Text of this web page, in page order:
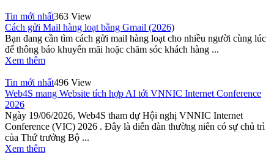
Tin mới nhất363 View
Cách gửi Mail hàng loạt bằng Gmail (2026)
Bạn đang cần tìm cách gửi mail hàng loạt cho nhiều người cùng lúc
để thông báo khuyến mãi hoặc chăm sóc khách hàng ...
Xem thêm
Tin mới nhất496 View
Web4S mang Website tích hợp AI tới VNNIC Internet Conference
2026
Ngày 19/06/2026, Web4S tham dự Hội nghị VNNIC Internet
Conference (VIC) 2026 . Đây là diễn đàn thường niên có sự chủ trì
của Thứ trưởng Bộ ...
Xem thêm